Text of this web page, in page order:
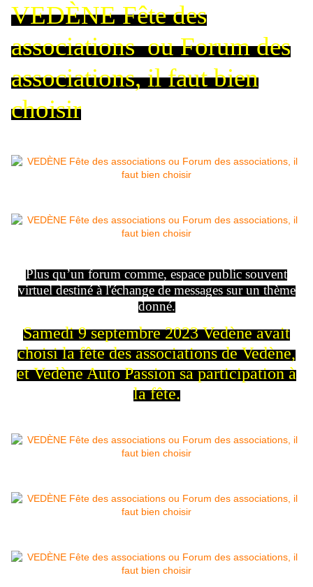
VEDÈNE Fête des
associations ou Forum des
associations, il faut bien
choisir
Plus qu’un forum comme, espace public souvent
virtuel destiné à l'échange de messages sur un thème
donné.
Samedi 9 septembre 2023 Vedène avait
choisi la fête des associations de Vedène,
et Vedène Auto Passion sa participation à
la fête.